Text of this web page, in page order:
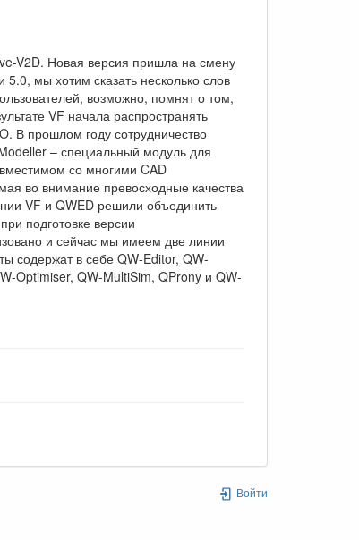
V2D. Новая версия пришла на смену
мы хотим сказать несколько слов
возможно, помнят о том,
VF начала распространять
В прошлом году сотрудничество
– специальный модуль для
со многими CAD
во внимание превосходные качества
VF и QWED решили объединить
подготовке версии
и сейчас мы имеем две линии
содержат в себе QW-Editor, QW-
Optimiser, QW-MultiSim, QProny и QW-
Войти